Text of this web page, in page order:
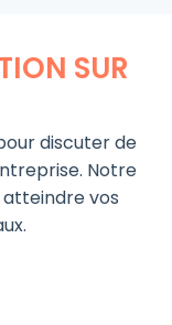
SUR
discuter de
Notre
vos